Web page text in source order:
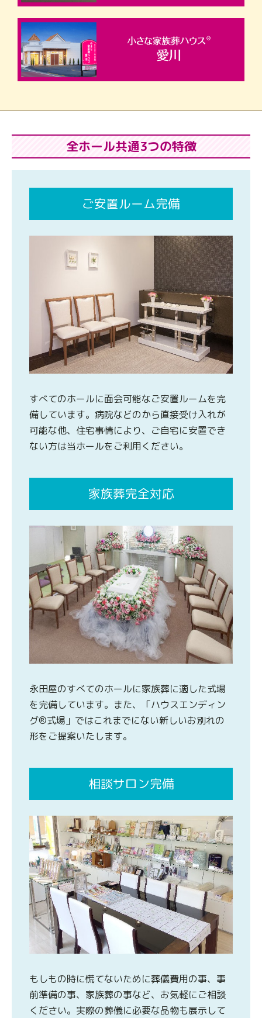
全ホール共通3つの特徴
ご安置ルーム完備
すべてのホールに面会可能なご安置ルームを完
備しています。病院などのから直接受け入れが
可能な他、住宅事情により、ご自宅に安置でき
ない方は当ホールをご利用ください。
家族葬完全対応
永田屋のすべてのホールに家族葬に適した式場
を完備しています。また、「ハウスエンディン
グ®式場」ではこれまでにない新しいお別れの
形をご提案いたします。
相談サロン完備
もしもの時に慌てないために葬儀費用の事、事
前準備の事、家族葬の事など、お気軽にご相談
ください。実際の葬儀に必要な品物も展示して